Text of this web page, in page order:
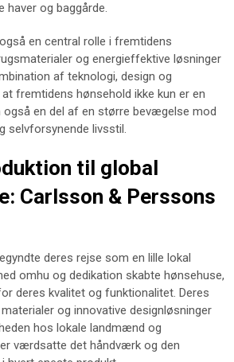
haver og baggårde.
en central rolle i fremtidens
og energieffektive løsninger
af teknologi, design og
fremtidens hønsehold ikke kun er en
en del af en større bevægelse mod
selvforsynende livsstil.
til global
Carlsson & Perssons
deres rejse som en lille lokal
omhu og dedikation skabte hønsehuse,
deres kvalitet og funktionalitet. Deres
og innovative designløsninger
hos lokale landmænd og
værdsatte det håndværk og den